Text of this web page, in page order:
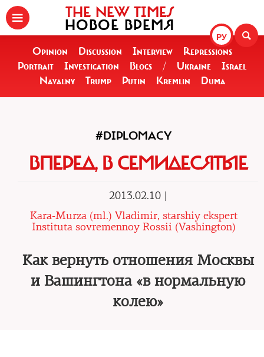
РУ
THE NEW TIMES
НОВОЕ ВРЕМЯ
Opinion Discussion Interview
Repressions
Portrait
Investigation Blogs / Ukraine
Israel
Navalny
Trump Putin Kremlin Duma
#DIPLOMACY
ВПЕРЕД, В СЕМИДЕСЯТЫЕ
2013.02.10 |
Kara-Murza (ml.) Vladimir, starshiy ekspert
Instituta sovremennoy Rossii (Vashington)
Как вернуть отношения Москвы
и Вашингтона «в нормальную
колею»